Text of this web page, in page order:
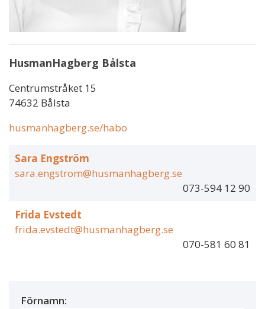
HusmanHagberg Bålsta
Centrumstråket 15
74632 Bålsta
husmanhagberg.se/habo
Sara Engström
sara.engstrom@husmanhagberg.se
073-594 12 90
Frida Evstedt
frida.evstedt@husmanhagberg.se
070-581 60 81
Förnamn: